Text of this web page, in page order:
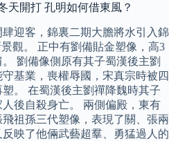
天開打 孔明如何借東風？
迎客，錦裏二期大膽將水引入錦
觀。 正中有劉備貼金塑像，高3
劉備像側原有其子蜀漢後主劉
基業，喪權辱國，宋真宗時被四
。 在蜀漢後主劉禪降魏時其子
後自殺身亡。 兩側偏殿，東有
祖孫三代塑像，表現了關、張兩
映了他倆武藝超羣、勇猛過人的